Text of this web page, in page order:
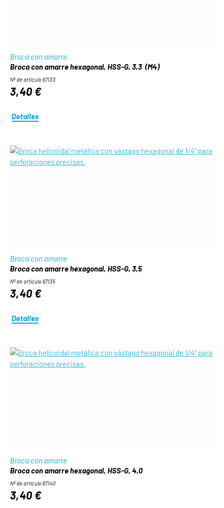
Broca con amarre
Broca con amarre hexagonal, HSS-G, 3,3 (M4)
Nº de artículo 67133
3,40 €
Detalles
Broca con amarre
Broca con amarre hexagonal, HSS-G, 3,5
Nº de artículo 67135
3,40 €
Detalles
Broca con amarre
Broca con amarre hexagonal, HSS-G, 4,0
Nº de artículo 67140
3,40 €